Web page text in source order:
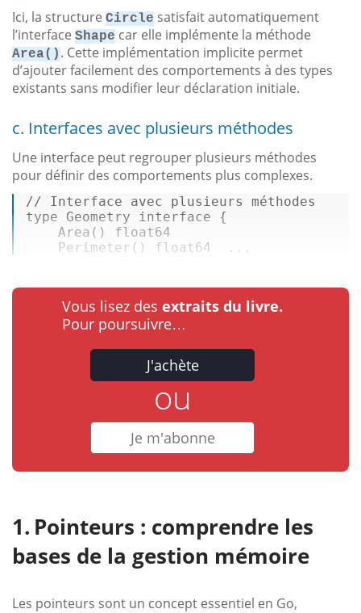
Ici, la structure Circle satisfait automatiquement
l’interface Shape car elle implémente la méthode
Area() . Cette implémentation implicite permet
d’ajouter facilement des comportements à des types
existants sans modifier leur déclaration initiale.
c. Interfaces avec plusieurs méthodes
Une interface peut regrouper plusieurs méthodes
pour définir des comportements plus complexes.
// Interface avec plusieurs méthodes
type Geometry interface {
Area() float64
Perimeter()
float64 ...
Vous lisez des extraits du livre.
Pour poursuivre…
J'achète
ou
Je m'abonne
Pointeurs : comprendre les
bases de la gestion mémoire
Les pointeurs sont un concept essentiel en Go,